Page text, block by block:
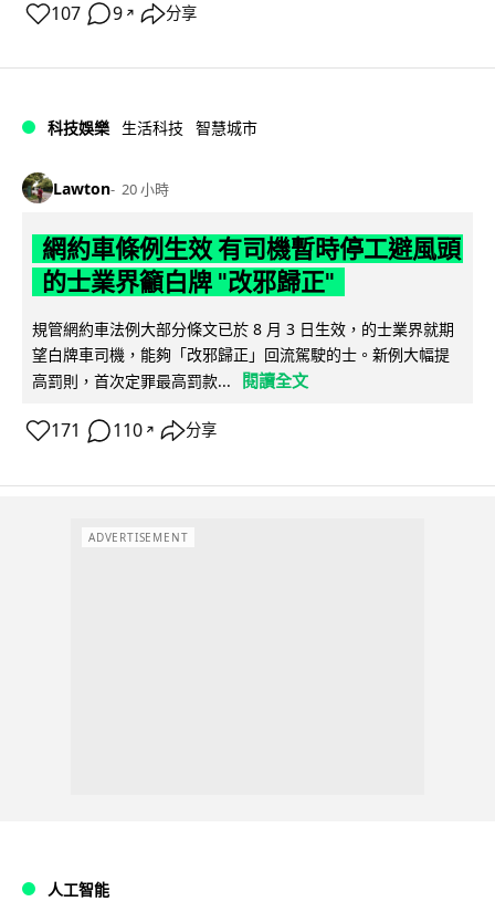
107 9 ↗ 分享
科技娛樂 生活科技 智慧城市
Lawton 20 小時
網約車條例生效 有司機暫時停工避風頭
的士業界籲白牌 "改邪歸正"
規管網約車法例大部分條文已於 8 月 3 日生效，的士業界就期
望白牌車司機，能夠「改邪歸正」回流駕駛的士。新例大幅提
高罰則，首次定罪最高罰款...
閱讀全文
171 110 ↗ 分享
ADVERTISEMENT
人工智能